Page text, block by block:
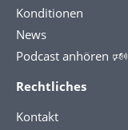
Konditionen
News
Podcast anhören 🕬
Rechtliches
Kontakt